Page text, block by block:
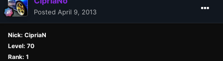
Posted April 9, 2013
Nick: CipriaN
Level: 70
Rank: 1